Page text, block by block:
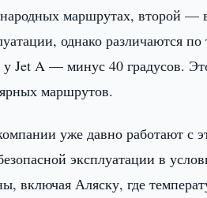
маршрутах, второй
однако различаются по
Jet A — минус 40 градусов.
маршрутов.
уже давно работают с
эксплуатации в
включая Аляску, где